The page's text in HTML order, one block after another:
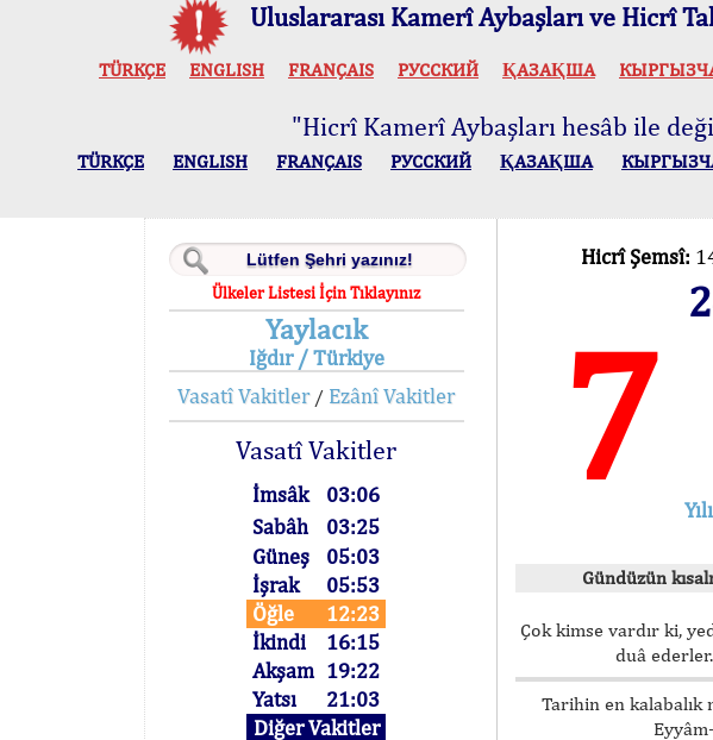
Uluslararası Kamerî Aybaşları ve Hicrî
TÜRKÇE ENGLISH FRANÇAIS РУССКИЙ ҚАЗАҚША
"Hicrî Kamerî Aybaşları hesâb ile
TÜRKÇE ENGLISH FRANÇAIS РУССКИЙ ҚАЗАҚША
Ülkeler Listesi İçin Tıklayınız
Yaylacık
Iğdır / Türkiye
Vasatî Vakitler/ Ezânî Vakitler
Vasatî Vakitler
İmsâk
03:06
Sabâh
03:25
Güneş
05:03
İşrak
05:53
Öğle
12:23
İkindi
16:15
Akşam 19:22
Yatsı
21:03
Diğer Vakitler
Hicrî Şemsî:
7
Gündüzün
Çok kimse vardır ki,
duâ
Tarihin en kalabalık